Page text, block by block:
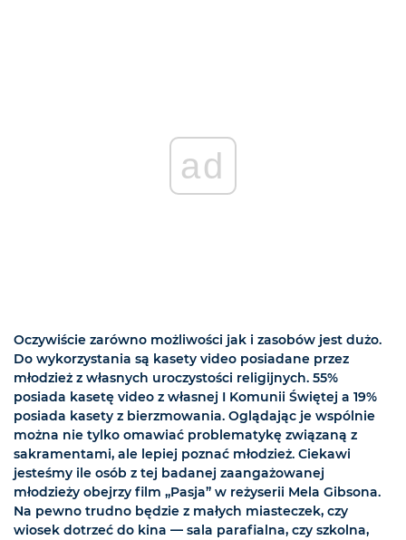
ad
Oczywiście zarówno możliwości jak i zasobów jest dużo.
Do wykorzystania są kasety video posiadane przez
młodzież z własnych uroczystości religijnych. 55%
posiada kasetę video z własnej I Komunii Świętej a 19%
posiada kasety z bierzmowania. Oglądając je wspólnie
można nie tylko omawiać problematykę związaną z
sakramentami, ale lepiej poznać młodzież. Ciekawi
jesteśmy ile osób z tej badanej zaangażowanej
młodzieży obejrzy film „Pasja” w reżyserii Mela Gibsona.
Na pewno trudno będzie z małych miasteczek, czy
wiosek dotrzeć do kina — sala parafialna, czy szkolna,